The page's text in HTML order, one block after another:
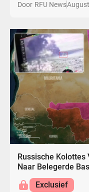
Door RFU News
Russische Kolottes
Naar Belegerde
Exclusief